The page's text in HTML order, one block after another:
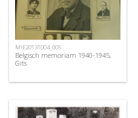
MIE20131004_005
Belgisch memoriam 1940-1945,
Gits